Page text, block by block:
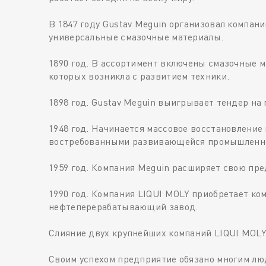
В 1847 году Gustav Meguin организовал
универсальные смазочные материалы.
1890 год. В ассортимент включены смазочные
которых возникла с развитием техники.
1898 год. Gustav Meguin выигрывает тендер
1948 год. Начинается массовое
востребованными развивающейся
1959 год. Компания Meguin расширяет свою
1990 год. Компания LIQUI MOLY приобретает
нефтеперерабатывающий завод.
Слияние двух крупнейших компаний LIQUI
Своим успехом предприятие обязано многим